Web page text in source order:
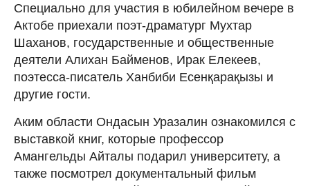
Специально для участия в юбилейном вечере в
Актобе приехали поэт-драматург Мухтар
Шаханов, государственные и общественные
деятели Алихан Байменов, Ирак Елекеев,
поэтесса-писатель Ханбиби Есенқарақызы и
другие гости.
Аким области Ондасын Уразалин ознакомился с
выставкой книг, которые профессор
Амангельды Айталы подарил университету, а
также посмотрел документальный фильм